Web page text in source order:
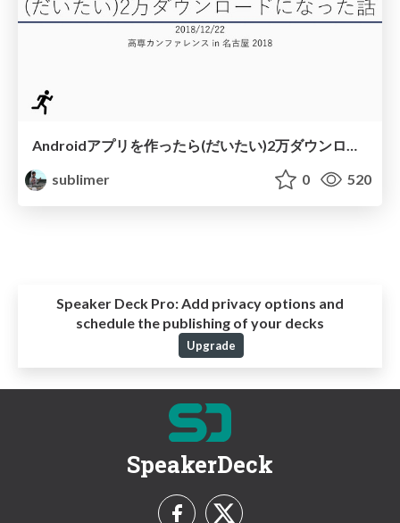
Androidアプリを作ったら(だいたい)2万ダウンロードになった話
sublimer
0 520
Speaker Deck Pro:Add privacy options and
schedule the publishing of your decks
Upgrade
SpeakerDeck